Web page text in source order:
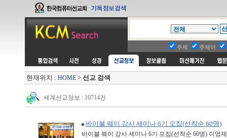
주제 주제어
현재위치 : HOME > 선교 검색
세계선교정보 : 10714건
바이블 웨이 강사 세미나 6기 모집(선착순 60명)
바이블 웨이 강사 세미나 6기 모집(선착순 60명) 이영